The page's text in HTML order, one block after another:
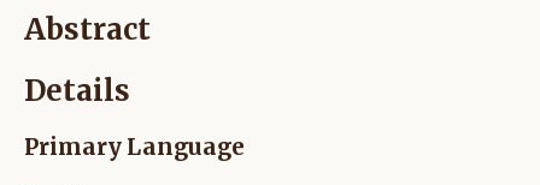
Abstract
Details
Primary Language